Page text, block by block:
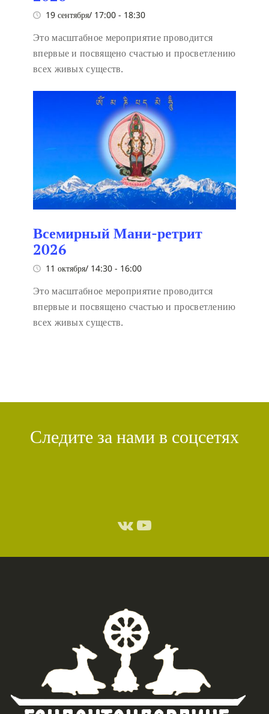
19 сентября/ 17:00 - 18:30
Это масштабное мероприятие проводится
впервые и посвящено счастью и просветлению
всех живых существ.
Всемирный Мани-ретрит
2026
11 октября/ 14:30 - 16:00
Это масштабное мероприятие проводится
впервые и посвящено счастью и просветлению
всех живых существ.
Следите за нами в соцсетях